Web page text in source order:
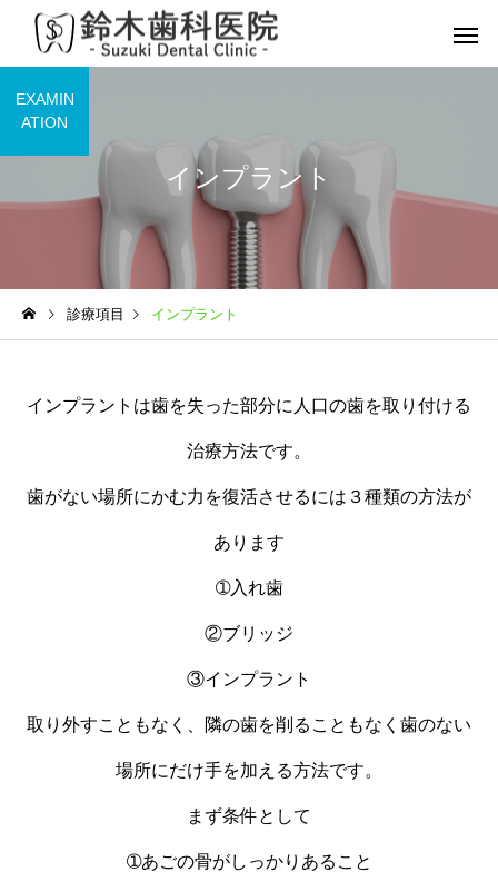
予防歯科
小児矯正
インプラント
EXAMIN
ATION
診療項目 インプラント
インプラントは歯を失った部分に人口の歯を取り付ける
治療方法です。
歯がない場所にかむ力を復活させるには３種類の方法が
あります
➀入れ歯
②ブリッジ
③インプラント
取り外すこともなく、隣の歯を削ることもなく歯のない
場所にだけ手を加える方法です。
まず条件として
➀あごの骨がしっかりあること